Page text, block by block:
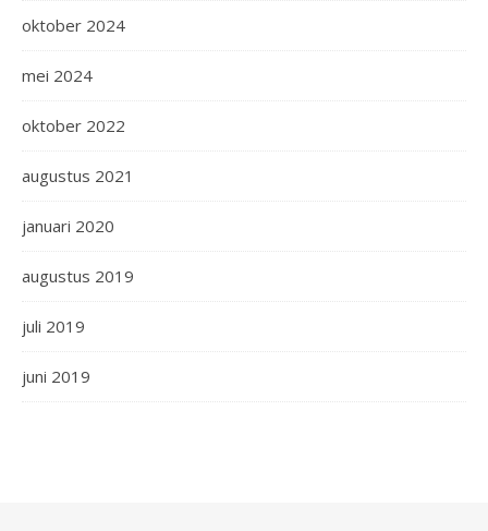
oktober 2024
mei 2024
oktober 2022
augustus 2021
januari 2020
augustus 2019
juli 2019
juni 2019